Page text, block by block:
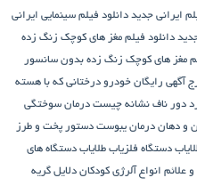
ایرانی جدید دانلود فیلم سینمایی ایرانی
دانلود فیلم مغز های کوچک زنگ زده
مغز های کوچک زنگ زده بدون سانسور
آگهی رایگان خودرو درختانی که با هسته
دور ناف نشانه چیست درمان سوختگی
و دهان درمان یبوست دستور پخت و طرز
دستگاه‌ فلزیاب طلایاب دستگاه‌ های
و علائم انواع آلرژی کودکان دلایل گریه